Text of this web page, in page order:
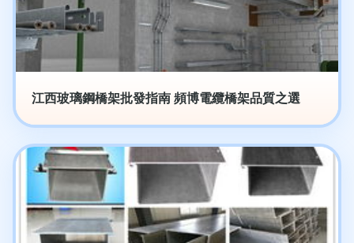
江西玻璃鋼橋架批發指南 頻博電纜橋架品質之選